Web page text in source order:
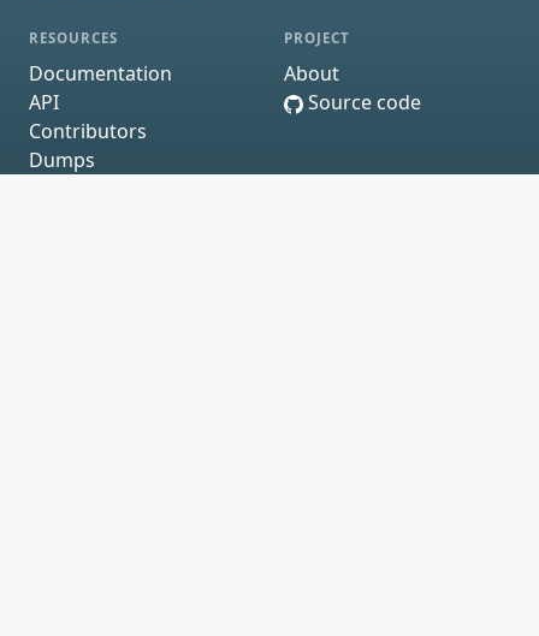
RESOURCES
Documentation
API
Contributors
Dumps
PROJECT
About
Source code